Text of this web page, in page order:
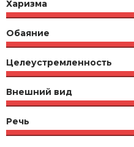
Харизма
Обаяние
Целеустремленность
Внешний вид
Речь